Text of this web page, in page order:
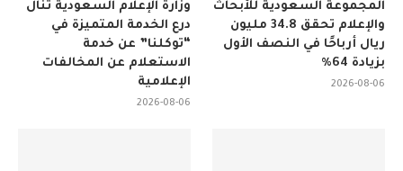
وزارة الإعلام السعودية تنال
درع الخدمة المتميزة في
“توكلنا” عن خدمة
الاستعلام عن المخالفات
الإعلامية
2026-08-06
المجموعة السعودية للأبحاث
والإعلام تحقق 34.8 مليون
ريال أرباحًا في النصف الأول
بزيادة 64%
2026-08-06